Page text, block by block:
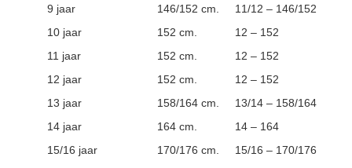
9 jaar 146/152 cm.
11/12 – 146/152
10 jaar
152 cm.
12 – 152
11 jaar
152 cm.
12 – 152
12 jaar
152 cm.
12 – 152
13 jaar
158/164 cm.
13/14 – 158/164
14 jaar
164 cm.
14 – 164
15/16 jaar
170/176 cm. 15/16 – 170/176